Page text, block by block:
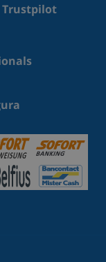
Trustpilot